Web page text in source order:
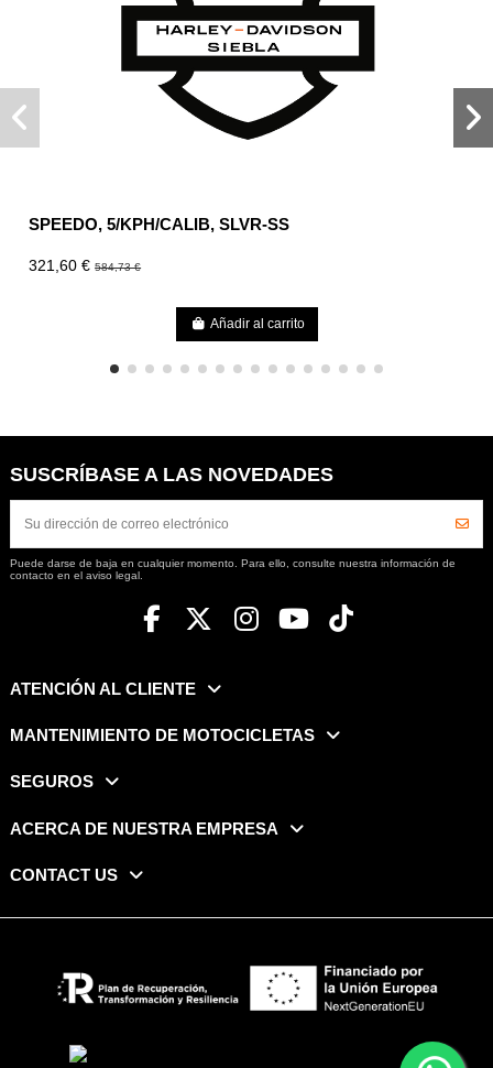
SPEEDO, 5/KPH/CALIB, SLVR-SS
321,60 €584,73 €
Añadir al carrito
SUSCRÍBASE A LAS NOVEDADES
Puede darse de baja en cualquier momento. Para ello, consulte nuestra información de
contacto en el aviso legal.
ATENCIÓN AL CLIENTE
MANTENIMIENTO DE MOTOCICLETAS
SEGUROS
ACERCA DE NUESTRA EMPRESA
CONTACT US